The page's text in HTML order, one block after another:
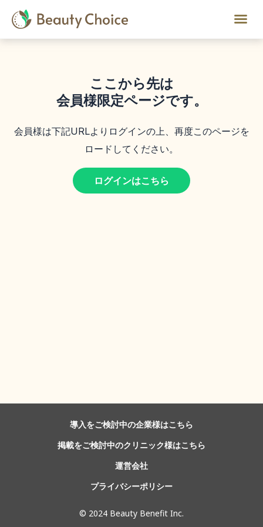
ここから先は
会員様限定ページです。
会員様は下記URLよりログインの上、再度このページを
ロードしてください。
ログインはこちら
導入をご検討中の企業様はこちら
掲載をご検討中のクリニック様はこちら
運営会社
プライバシーポリシー
©️ 2024 Beauty Benefit Inc.